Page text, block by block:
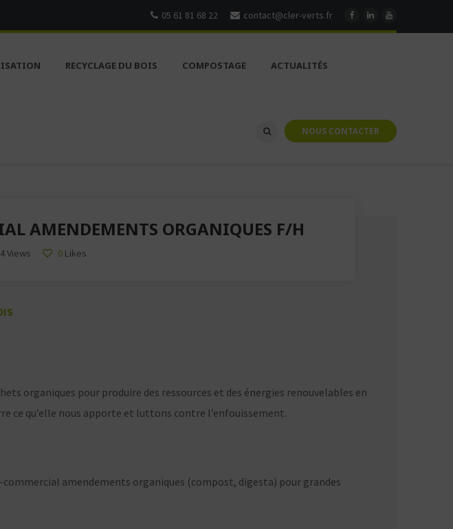
05 61 81 68 22 contact@cler-verts.fr
RECYCLAGE DU BOIS COMPOSTAGE ACTUALITÉS
NOUS CONTACTER
AMENDEMENTS ORGANIQUES F/H
Views 0 Likes
organiques pour produire des ressources et des énergies renouvelables en
ce qu’elle nous apporte et luttons contre l’enfouissement.
commercial amendements organiques (compost, digesta) pour grandes